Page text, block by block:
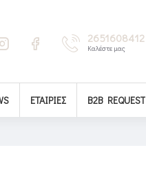
2651608412
Καλέστε μας
ΕΤΑΙΡΊΕΣ B2B REQUEST